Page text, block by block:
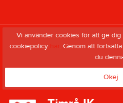
Vi använder cookies för att ge
cookiepolicy här. Genom att
du
Okej